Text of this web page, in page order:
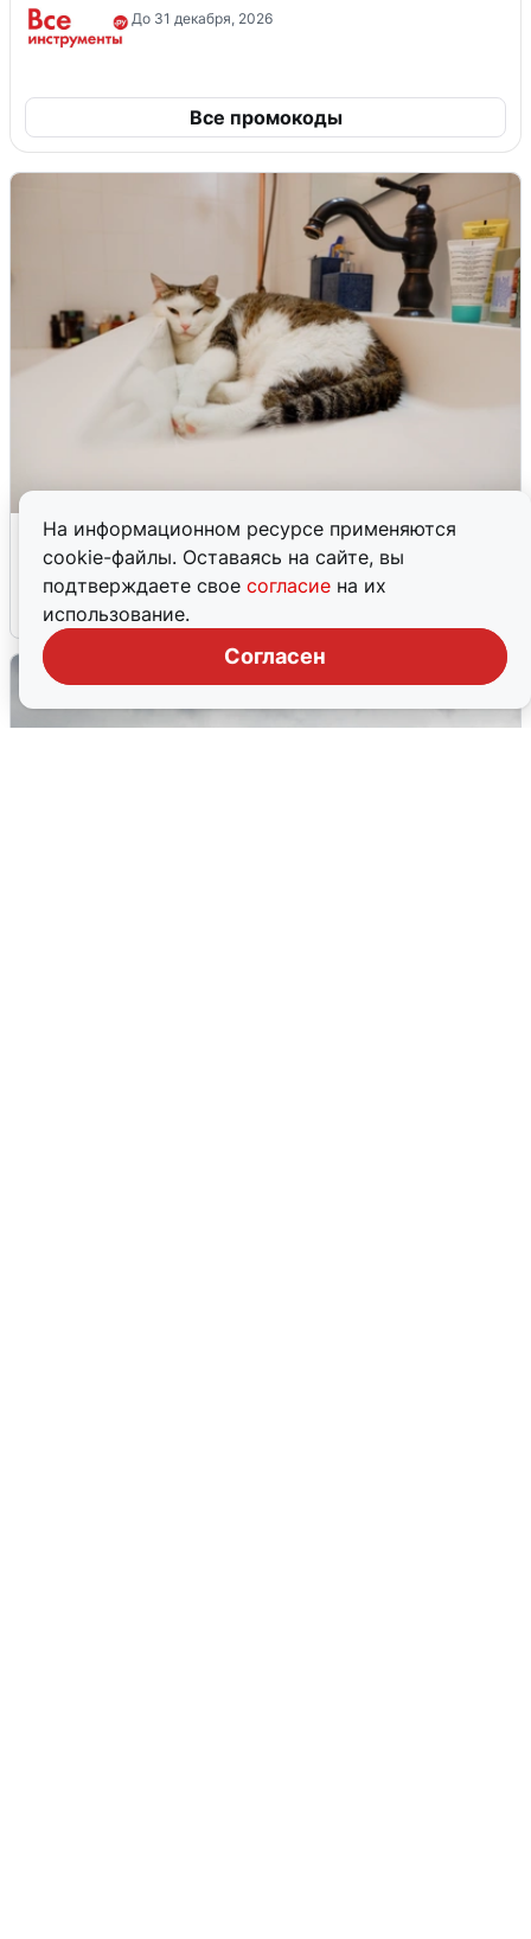
На информационном ресурсе применяются
cookie-файлы. Оставаясь на сайте, вы
подтверждаете свое согласие на их
использование.
Согласен
До 31 декабря, 2026
Все промокоды
Екатеринбуржцам объяснили, когда
вернут воду
8 августа 0